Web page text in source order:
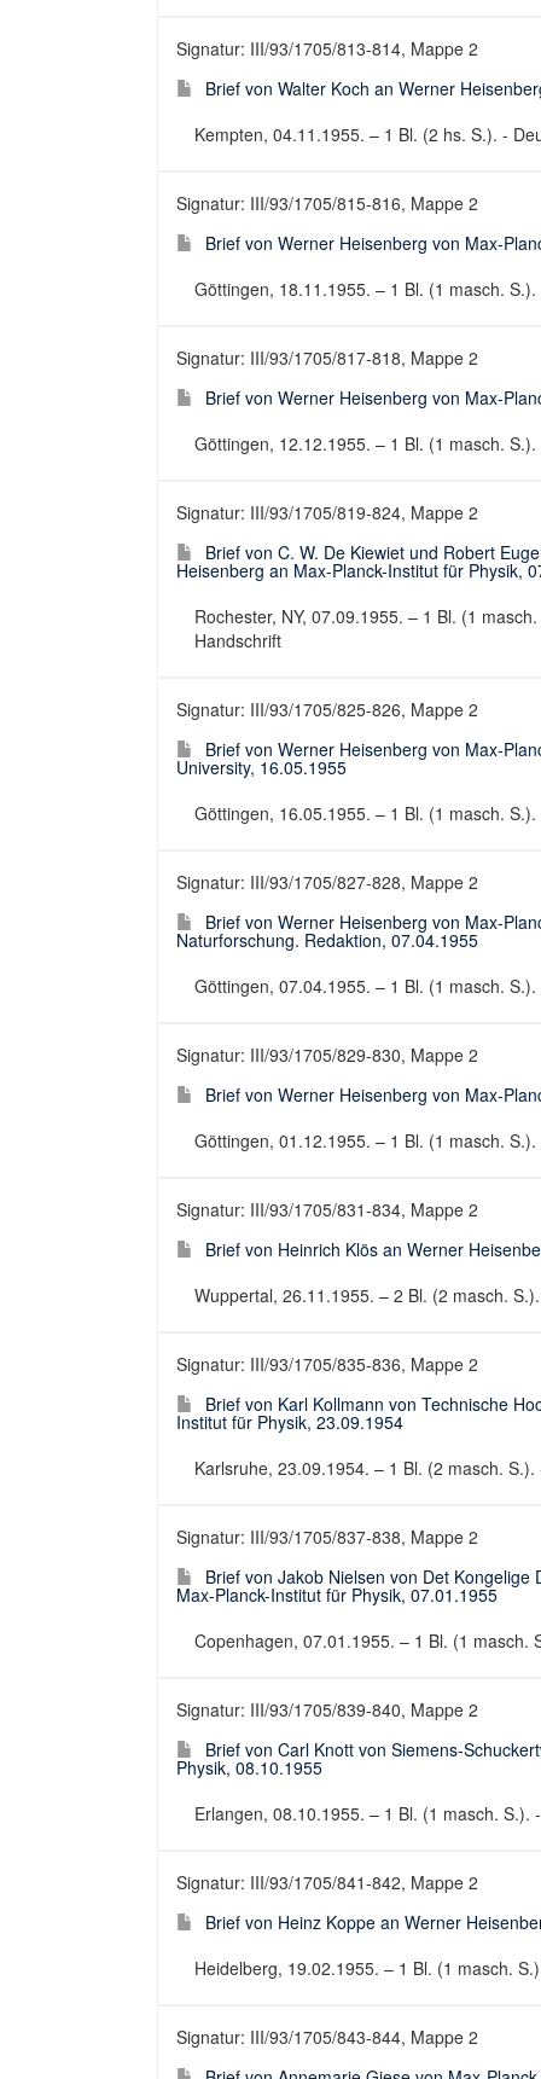
Signatur: III/93/1705/813-814, Mappe 2
Brief von Walter Koch an Werner
Kempten, 04.11.1955. – 1 Bl. (2 hs. S.). -
Signatur: III/93/1705/815-816, Mappe 2
Brief von Werner Heisenberg von Max-
Göttingen, 18.11.1955. – 1 Bl. (1 masch.
Signatur: III/93/1705/817-818, Mappe 2
Brief von Werner Heisenberg von Max-
Göttingen, 12.12.1955. – 1 Bl. (1 masch.
Signatur: III/93/1705/819-824, Mappe 2
Brief von C. W. De Kiewiet und Robert
Heisenberg an Max-Planck-Institut für Physik,
Rochester, NY, 07.09.1955. – 1 Bl. (1
Handschrift
Signatur: III/93/1705/825-826, Mappe 2
Brief von Werner Heisenberg von Max-
University, 16.05.1955
Göttingen, 16.05.1955. – 1 Bl. (1 masch.
Signatur: III/93/1705/827-828, Mappe 2
Brief von Werner Heisenberg von Max-
Naturforschung. Redaktion, 07.04.1955
Göttingen, 07.04.1955. – 1 Bl. (1 masch.
Signatur: III/93/1705/829-830, Mappe 2
Brief von Werner Heisenberg von Max-
Göttingen, 01.12.1955. – 1 Bl. (1 masch.
Signatur: III/93/1705/831-834, Mappe 2
Brief von Heinrich Klös an Werner
Wuppertal, 26.11.1955. – 2 Bl. (2 masch.
Signatur: III/93/1705/835-836, Mappe 2
Brief von Karl Kollmann von Technische
Institut für Physik, 23.09.1954
Karlsruhe, 23.09.1954. – 1 Bl. (2 masch.
Signatur: III/93/1705/837-838, Mappe 2
Brief von Jakob Nielsen von Det
Max-Planck-Institut für Physik, 07.01.1955
Copenhagen, 07.01.1955. – 1 Bl. (1 masch.
Signatur: III/93/1705/839-840, Mappe 2
Brief von Carl Knott von Siemens-
Physik, 08.10.1955
Erlangen, 08.10.1955. – 1 Bl. (1 masch. S.).
Signatur: III/93/1705/841-842, Mappe 2
Brief von Heinz Koppe an Werner
Heidelberg, 19.02.1955. – 1 Bl. (1 masch.
Signatur: III/93/1705/843-844, Mappe 2